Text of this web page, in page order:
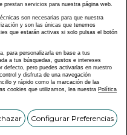
Privacidad
DE COLEGIOS DE LA
Im3diA comunicación 🚀
prestan servicios para nuestra página web.
son necesarias para que nuestra
y son las únicas que tenemos
que estarán activas si solo pulsas el botón
para personalizarla en base a tus
a tus búsquedas, gustos e intereses
defecto, pero puedes activarlas en nuestro
y disfruta de una navegación
y rápido como la marcación de las
cookies que utilizamos, lea nuestra Política
Configurar Preferencias